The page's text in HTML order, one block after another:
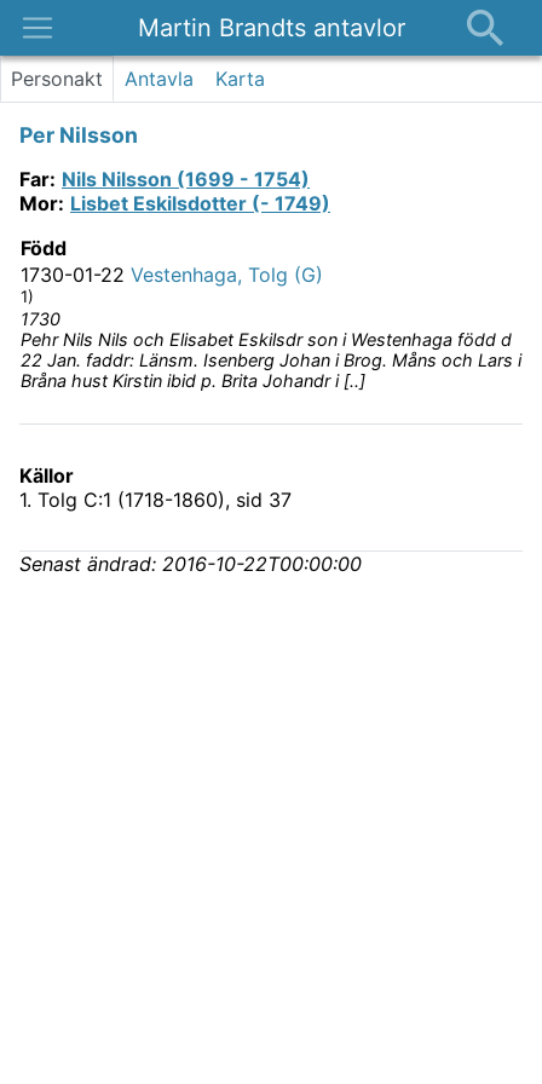
Martin Brandts antavlor
Platser
Kontakt
Personakt Antavla Karta
Per Nilsson
Far: Nils Nilsson (1699 - 1754)
Mor: Lisbet Eskilsdotter (- 1749)
Född
1730-01-22 Vestenhaga, Tolg (G)
1)
1730
Pehr Nils Nils och Elisabet Eskilsdr son i Westenhaga född d
22 Jan. faddr: Länsm. Isenberg Johan i Brog. Måns och Lars i
Bråna hust Kirstin ibid p. Brita Johandr i [..]
Källor
1. Tolg C:1 (1718-1860), sid 37
Senast ändrad: 2016-10-22T00:00:00